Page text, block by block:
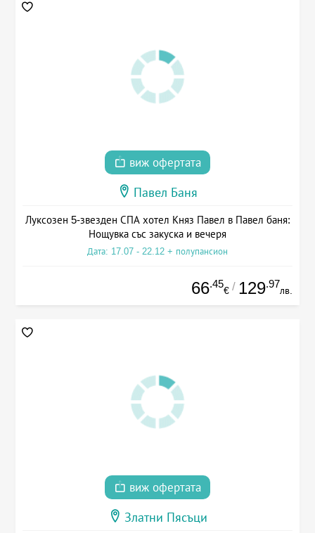
виж офертата
Павел Баня
Луксозен 5-звезден СПА хотел Княз Павел в Павел баня:
Нощувка със закуска и вечеря
Дата: 17.07 - 22.12 + полупансион
66.45
€ / 129.97
лв.
виж офертата
Златни Пясъци